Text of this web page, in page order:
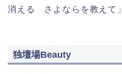
消える さよならを教えて」
独壇場Beauty